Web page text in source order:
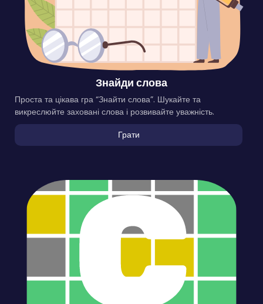
Знайди слова
Проста та цікава гра “Знайти слова”. Шукайте та
викреслюйте заховані слова і розвивайте уважність.
Грати